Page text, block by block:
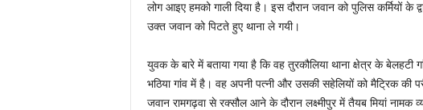
लोग आइए हमको गाली दिया है। इस दौरान जवान को पुलिस कर्मियों के
उक्त जवान को पिटते हुए थाना ले गयी।
युवक के बारे में बताया गया है कि वह तुरकौलिया थाना क्षेत्र के बेलहटी
भठिया गांव में है। वह अपनी पत्नी और उसकी सहेलियों को मैट्रिक की
जवान रामगढ़वा से रक्सौल आने के दौरान लक्ष्मीपुर में तैयब मियां